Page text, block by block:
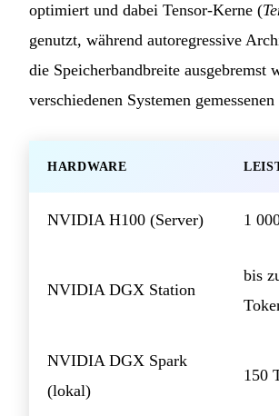
optimiert und dabei Tensor-Kerne (
genutzt, während autoregressive
die Speicherbandbreite ausgebremst
verschiedenen Systemen
HARDWARE
NVIDIA H100 (Server) 1
NVIDIA DGX Station
bis
NVIDIA DGX Spark
(lokal)
150